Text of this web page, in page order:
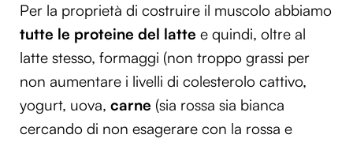
Per la proprietà di costruire il muscolo abbiamo
tutte le proteine del latte e quindi, oltre al
latte stesso, formaggi (non troppo grassi per
non aumentare i livelli di colesterolo cattivo,
yogurt, uova, carne (sia rossa sia bianca
cercando di non esagerare con la rossa e